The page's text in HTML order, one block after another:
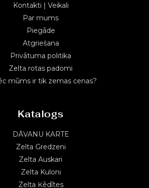
Kontakti | Veikali
Par mums
Piegāde
Atgriešana
Privātuma politika
Zelta rotas padomi
mūms ir tik zemas cenas?
Katalogs
DĀVANU KARTE
Zelta Gredzeni
Zelta Auskari
Zelta Kuloni
Zelta Ķēdītes